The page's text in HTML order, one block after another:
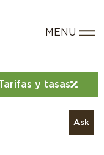
y tasas
Ask